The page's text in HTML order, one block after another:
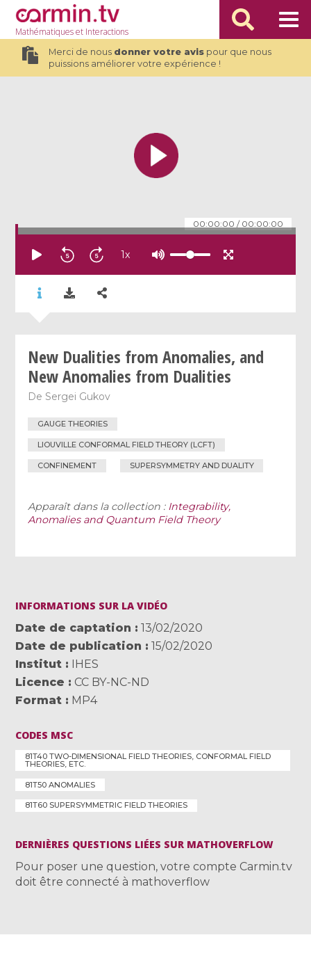
Mathématiqueset Interactions
Merci de nous donner votre avispour que nous
puissions améliorer votre expérience !
00:00:00 / 00:00:00
1x
New Dualities from Anomalies, and
New Anomalies from Dualities
De Sergei Gukov
GAUGE THEORIES
LIOUVILLE CONFORMAL FIELD THEORY (LCFT)
CONFINEMENT SUPERSYMMETRY AND DUALITY
Apparaît dans la collection : Integrability,
Anomalies and Quantum Field Theory
INFORMATIONS SUR LA VIDÉO
Date de captation
13/02/2020
Date de publication
15/02/2020
Institut
IHES
Licence
CC BY-NC-ND
Format
MP4
CODES MSC
81T40 TWO-DIMENSIONAL FIELD THEORIES, CONFORMAL FIELD
THEORIES, ETC.
81T50 ANOMALIES
81T60 SUPERSYMMETRIC FIELD THEORIES
DERNIÈRES QUESTIONS LIÉES SUR MATHOVERFLOW
Pour poser une question, votre compte Carmin.tv
doit être connecté à mathoverflow